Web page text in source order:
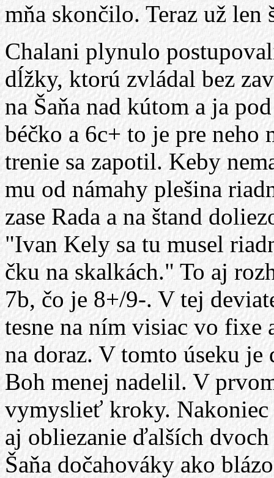
mňa skončilo. Teraz už
Chalani plynulo
dĺžky, ktorú zvládal bez
na Šaňa nad kútom a ja
béčko a 6c+ to je pre neho
trenie sa zapotil. Keby
mu od námahy plešina
zase Rada a na štand
"Ivan Kely sa tu musel
čku na skalkách." To aj
7b, čo je 8+/9-. V tej
tesne na ním visiac vo fixe
na doraz. V tomto úseku
Boh menej nadelil. V
vymyslieť kroky. Nakoniec
aj obliezanie ďalších
Šaňa dočahováky ako